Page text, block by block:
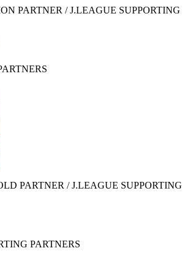
PARTNER / J.LEAGUE SUPPORTING
PARTNER / J.LEAGUE SUPPORTING
PARTNERS